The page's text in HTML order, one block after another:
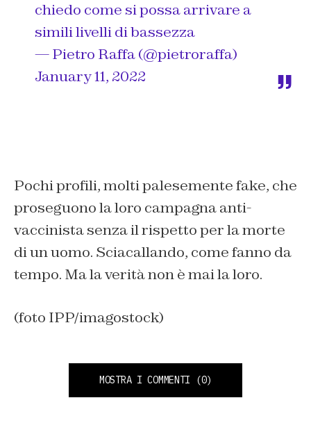
chiedo come si possa arrivare a
simili livelli di bassezza
— Pietro Raffa (@pietroraffa)
January 11, 2022
Pochi profili, molti palesemente fake, che
proseguono la loro campagna anti-
vaccinista senza il rispetto per la morte
di un uomo. Sciacallando, come fanno da
tempo. Ma la verità non è mai la loro.
(foto IPP/imagostock)
MOSTRA I COMMENTI (0)